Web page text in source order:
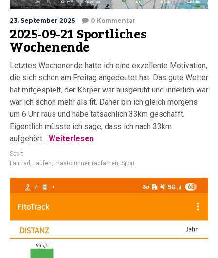
23. September 2025 0 Kommentar
2025-09-21 Sportliches
Wochenende
Letztes Wochenende hatte ich eine exzellente Motivation,
die sich schon am Freitag angedeutet hat. Das gute Wetter
hat mitgespielt, der Körper war ausgeruht und innerlich war
war ich schon mehr als fit. Daher bin ich gleich morgens
um 6 Uhr raus und habe tatsächlich 33km geschafft.
Eigentlich müsste ich sage, dass ich nach 33km
aufgehört... Weiterlesen
Sport
Fahrrad , Laufen, mastorunner, radfahren, Sport